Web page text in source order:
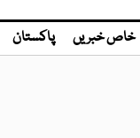
خاص خبریں پاکستان